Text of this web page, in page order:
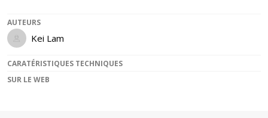
AUTEURS
Kei Lam
CARATÉRISTIQUES TECHNIQUES
SUR LE WEB